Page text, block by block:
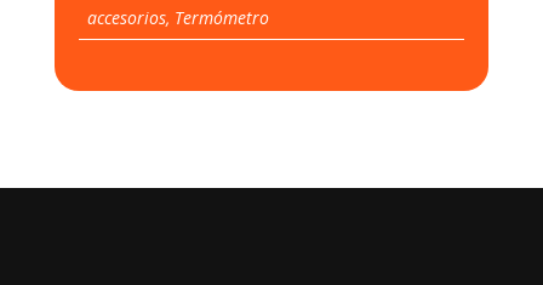
accesorios, Termómetro